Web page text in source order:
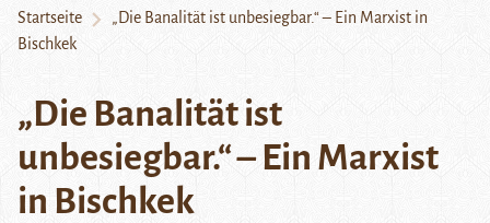
Startseite
„Die Banalität ist unbesiegbar.“ – Ein Marxist in
Bischkek
„Die Banalität ist
unbesiegbar.“ – Ein Marxist
in Bischkek